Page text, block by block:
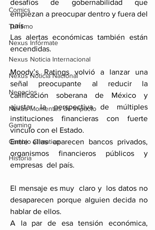
Comics
Turismo
Nexus Infórmate
Nexus Noticia Internacional
Nexus Noticia Nacional
Negocios
Nexus Momentos de Impacto
Gaming
Cambio Climatico
Historia
desafíos de gobernabilidad que
empiezan a preocupar dentro y fuera del
país.
Las alertas económicas también están
encendidas.
Moody’s Ratings volvió a lanzar una
señal preocupante al reducir la
calificación soberana de México y
ajustar la perspectiva de múltiples
instituciones financieras con fuerte
vínculo con el Estado.
Entre ellas aparecen bancos privados,
organismos financieros públicos y
empresas  del país.
El mensaje es muy  claro y  los datos no
desaparecen porque alguien decida no
hablar de ellos.
A la par de esa tensión económica,